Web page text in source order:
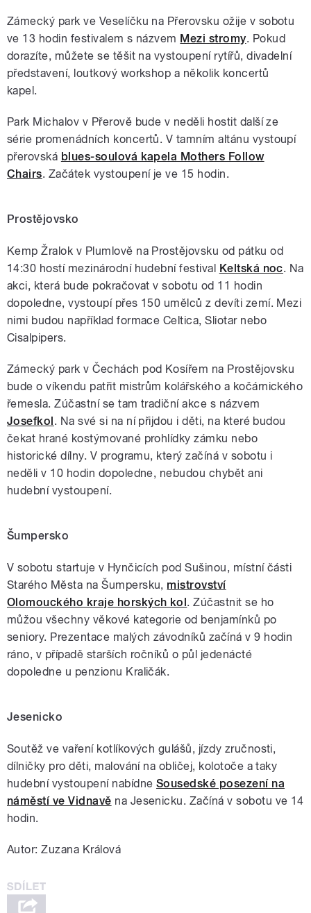
Zámecký park ve Veselíčku na Přerovsku ožije v sobotu
ve 13 hodin festivalem s názvem Mezi stromy. Pokud
dorazíte, můžete se těšit na vystoupení rytířů, divadelní
představení, loutkový workshop a několik koncertů
kapel.
Park Michalov v Přerově bude v neděli hostit další ze
série promenádních koncertů. V tamním altánu vystoupí
přerovská blues-soulová kapela Mothers Follow
Chairs. Začátek vystoupení je ve 15 hodin.
Prostějovsko
Kemp Žralok v Plumlově na Prostějovsku od pátku od
14:30 hostí mezinárodní hudební festival Keltská noc. Na
akci, která bude pokračovat v sobotu od 11 hodin
dopoledne, vystoupí přes 150 umělců z devíti zemí. Mezi
nimi budou například formace Celtica, Sliotar nebo
Cisalpipers.
Zámecký park v Čechách pod Kosířem na Prostějovsku
bude o víkendu patřit mistrům kolářského a kočárnického
řemesla. Zúčastní se tam tradiční akce s názvem
Josefkol. Na své si na ní přijdou i děti, na které budou
čekat hrané kostýmované prohlídky zámku nebo
historické dílny. V programu, který začíná v sobotu i
neděli v 10 hodin dopoledne, nebudou chybět ani
hudební vystoupení.
Šumpersko
V sobotu startuje v Hynčicích pod Sušinou, místní části
Starého Města na Šumpersku, mistrovství
Olomouckého kraje horských kol. Zúčastnit se ho
můžou všechny věkové kategorie od benjamínků po
seniory. Prezentace malých závodníků začíná v 9 hodin
ráno, v případě starších ročníků o půl jedenácté
dopoledne u penzionu Kraličák.
Jesenicko
Soutěž ve vaření kotlíkových gulášů, jízdy zručnosti,
dílničky pro děti, malování na obličej, kolotoče a taky
hudební vystoupení nabídne Sousedské posezení na
náměstí ve Vidnavě na Jesenicku. Začíná v sobotu ve 14
hodin.
Autor: Zuzana Králová